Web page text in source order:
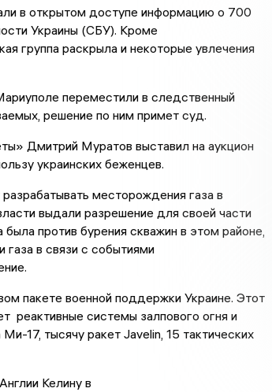
в открытом доступе информацию о 700
Украины (СБУ). Кроме
группа раскрыла и некоторые увлечения
переместили в следственный
решение по ним примет суд.
Дмитрий Муратов выставил на аукцион
украинских беженцев.
месторождения газа в
выдали разрешение для своей части
против бурения скважин в этом районе,
газа в связи с событиями
пакете военной поддержки Украине. Этот
реактивные системы залпового огня и
17, тысячу ракет Javelin, 15 тактических
Келину в